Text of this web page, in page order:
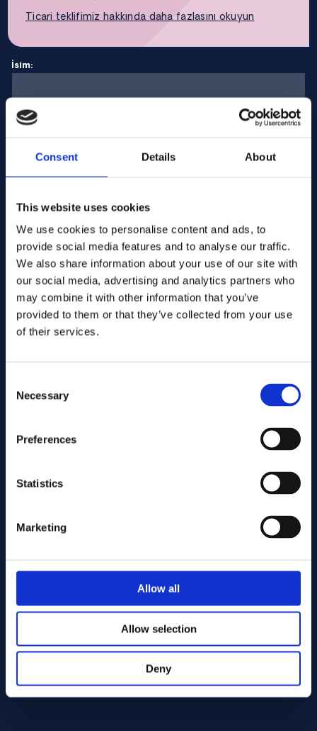
Consent Details About
This website uses cookies
We use cookies to personalise content and ads, to
provide social media features and to analyse our traffic.
We also share information about your use of our site with
our social media, advertising and analytics partners who
may combine it with other information that you’ve
provided to them or that they’ve collected from your use
of their services.
Selection
Necessary
Preferences
Statistics
Marketing
Allow all
Allow selection
Deny
Ticari teklifimiz hakkında daha fazlasını okuyun
İsim:
E-posta adresi:
Şirket İsim:
Miktar girin